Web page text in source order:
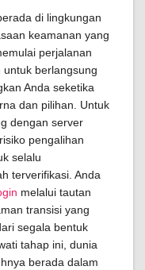
di lingkungan
keamanan yang
perjalanan
untuk berlangsung
Anda seketika
dan pilihan. Untuk
dengan server
pengalihan
selalu
terverifikasi. Anda
melalui tautan
transisi yang
segala bentuk
tahap ini, dunia
berada dalam